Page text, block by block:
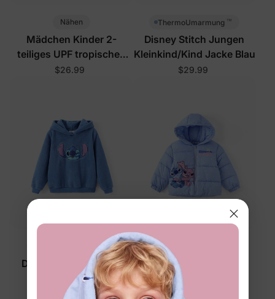
Nähen
Mädchen Kinder 2-
teiliges UPF tropisches
Badeanzug-Set Lila
$26.99
ThermoUmarmung ™
Disney Stitch Jungen
Kleinkind/Kind Jacke Blau
$29.99
ThermoUmarmung ™
Disney Stitch Jungen
Sweatshirt Blau
$24.99
ThermoUmarmung
Disney Stitch Mädchen
Kleinkind/Kind
Steppjacken Blau